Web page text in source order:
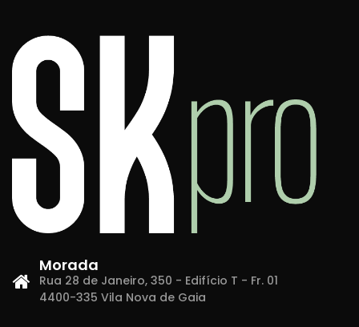
Morada
Rua 28 de Janeiro, 350 - Edifício T - Fr. 01
4400-335 Vila Nova de Gaia